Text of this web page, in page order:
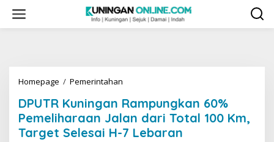
content
Homepage / Pemerintahan
Rampungkan
60%
Pemeliharaan
Jalan
DPUTR Kuningan Rampungkan 60%
Pemeliharaan Jalan dari Total 100 Km,
Target Selesai H-7 Lebaran